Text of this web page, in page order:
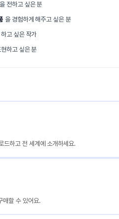
을 전하고 싶은 분
을 경험하게 해주고 싶은 분
하고 싶은 작가
하고 싶은 분
드하고 전 세계에 소개하세요.
매할 수 있어요.